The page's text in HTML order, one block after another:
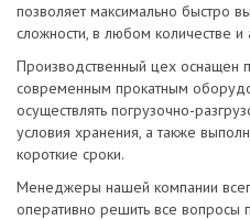
позволяет максимально быстро
сложности, в любом количестве и
Производственный цех оснащен
современным прокатным
осуществлять погрузочно-
условия хранения, а также
короткие сроки.
Менеджеры нашей компании
оперативно решить все вопросы